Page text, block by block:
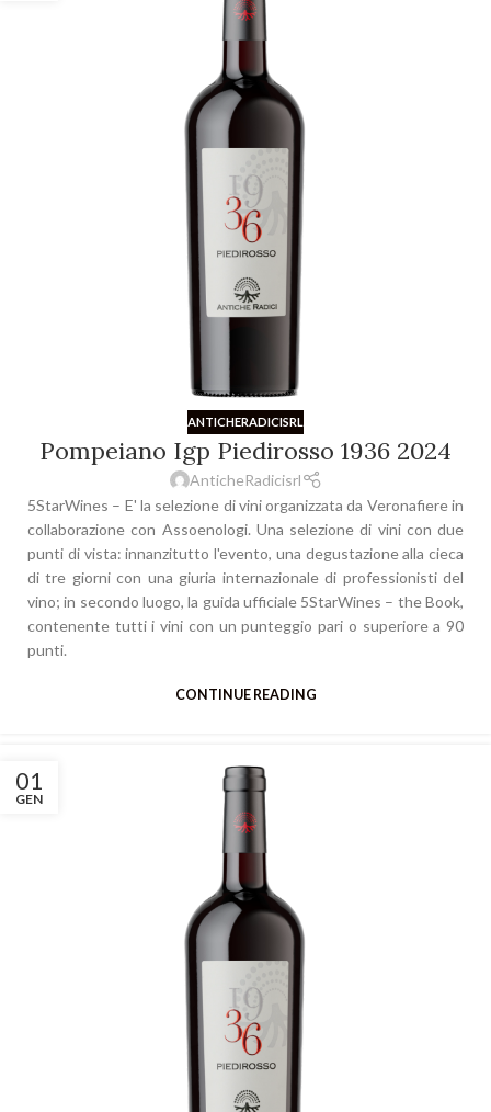
ANTICHERADICISRL
Pompeiano Igp Piedirosso 1936 2024
AnticheRadicisrl
5StarWines – E' la selezione di vini organizzata da Veronafiere in
collaborazione con Assoenologi. Una selezione di vini con due
punti di vista: innanzitutto l'evento, una degustazione alla cieca
di tre giorni con una giuria internazionale di professionisti del
vino; in secondo luogo, la guida ufficiale 5StarWines – the Book,
contenente tutti i vini con un punteggio pari o superiore a 90
punti.
CONTINUE READING
01
GEN